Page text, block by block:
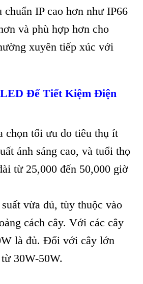
chuẩn IP cao hơn như IP66
và phù hợp hơn cho
xuyên tiếp xúc với
Để Tiết Kiệm Điện
chọn tối ưu do tiêu thụ ít
ánh sáng cao, và tuổi thọ
từ 25,000 đến 50,000 giờ
vừa đủ, tùy thuộc vào
cách cây. Với các cây
là đủ. Đối với cây lớn
30W-50W.